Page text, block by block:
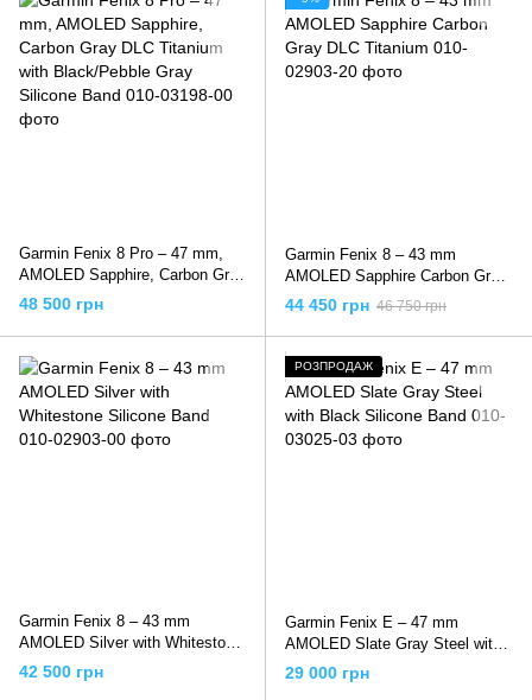
Garmin Fenix 8 Pro – 47 mm,
AMOLED Sapphire, Carbon Gray
DLC Titanium with Black/Pebble
Gray Silicone Band
48 500 грн
Garmin Fenix 8 – 43 mm
AMOLED Sapphire Carbon Gray
DLC Titanium
44 450 грн 46 750 грн
Garmin Fenix 8 – 43 mm
AMOLED Silver with Whitestone
Silicone Band
42 500 грн
РОЗПРОДАЖ
Garmin Fenix E – 47 mm
AMOLED Slate Gray Steel with
Black Silicone Band
29 000 грн